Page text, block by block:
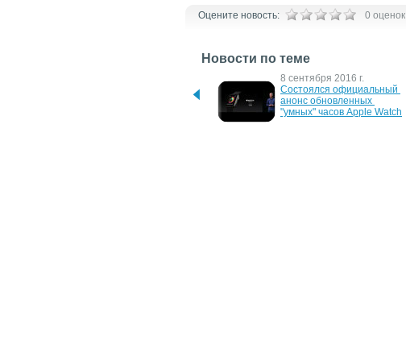
Оцените новость: 0 оценок
Новости по теме
OPPO на днях выпустит
8 сентября 2016 г.
Состоялся официальный
анонс обновленных
"умных" часов Apple Watch